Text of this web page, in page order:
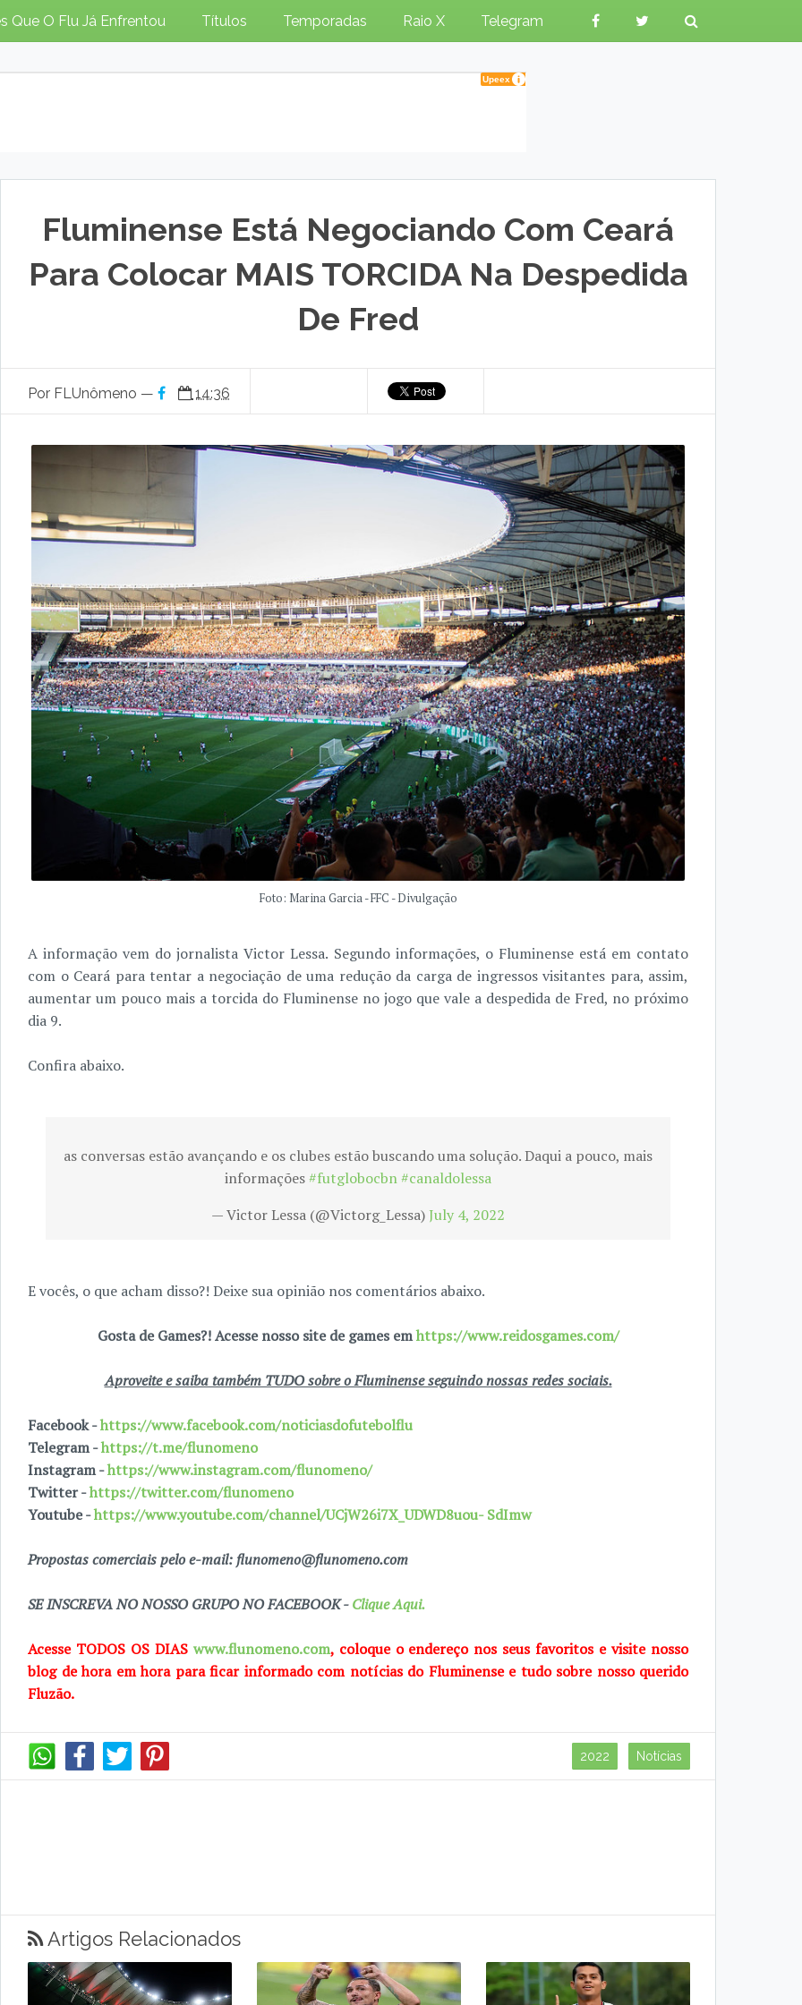
Que O Flu Já Enfrentou Títulos Temporadas Raio X Telegram
Fluminense Está Negociando Com Ceará
Para Colocar MAIS TORCIDA Na Despedida
De Fred
Por FLUnômeno — 14:36
Foto: Marina Garcia - FFC - Divulgação
A informação vem do jornalista Victor Lessa. Segundo informações, o Fluminense está em contato
com o Ceará para tentar a negociação de uma redução da carga de ingressos visitantes para, assim,
aumentar um pouco mais a torcida do Fluminense no jogo que vale a despedida de Fred, no próximo
dia 9.
Confira abaixo.
as conversas estão avançando e os clubes estão buscando uma solução. Daqui a pouco, mais
informações#futglobocbn#canaldolessa
— Victor Lessa (@Victorg_Lessa)July 4, 2022
E vocês, o que acham disso?! Deixe sua opinião nos comentários abaixo.
Gosta de Games?! Acesse nosso site de games emhttps://www.reidosgames.com/
Aproveite e saiba também TUDO sobre o Fluminense seguindo nossas redes sociais.
Facebook -https://www.facebook.com/noticiasdofutebolflu
Telegram -https://t.me/flunomeno
Instagram -https://www.instagram.com/flunomeno/
Twitter -https://twitter.com/flunomeno
Youtube -https://www.youtube.com/channel/UCjW26i7X_UDWD8uou- SdImw
Propostas comerciais pelo e-mail: flunomeno@flunomeno.com
SE INSCREVA NO NOSSO GRUPO NO FACEBOOK -Clique Aqui.
Acesse TODOS OS DIAS www.flunomeno.com, coloque o endereço nos seus favoritos e visite nosso
blog dehora em hora para ficar informado com notícias do Fluminense e tudo sobre nosso querido
Fluzão.
2022 Notícias
Artigos Relacionados